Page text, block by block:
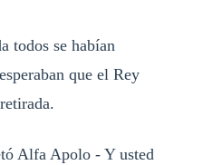
todos se habían
que el Rey
Alfa Apolo - Y usted